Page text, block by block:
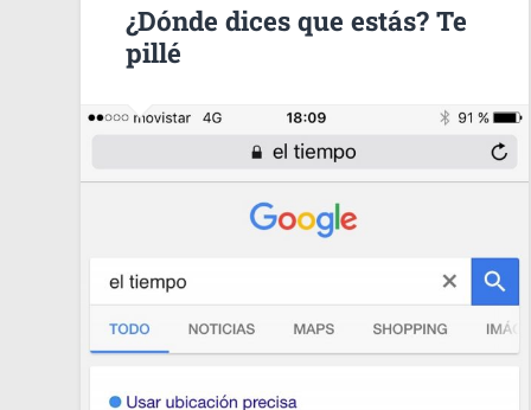
¿Dónde dices que estás? Te
pillé